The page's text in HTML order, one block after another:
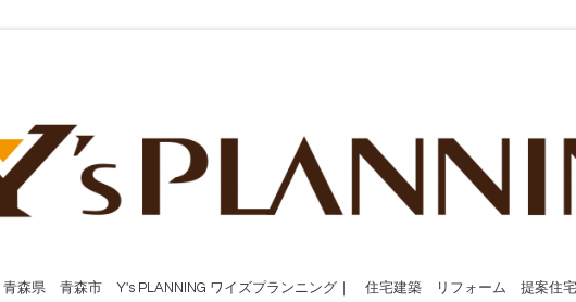
青森県 青森市 Y's PLANNING ワイズプランニング｜ 住宅建築 リフォーム 提案住